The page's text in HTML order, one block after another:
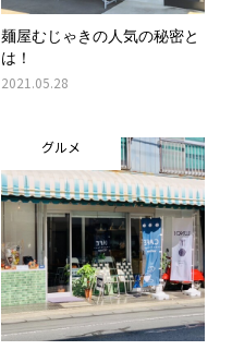
麺屋むじゃきの人気の秘密と
は！
2021.05.28
グルメ